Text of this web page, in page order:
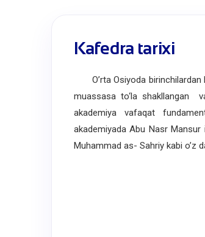
Kafedra tarixi
O’rta Osiyoda birinchilardan
muassasa to‘la shakllangan
akademiya vafaqat
akademiyada Abu Nasr
Muhammad as- Sahriy kabi o’z